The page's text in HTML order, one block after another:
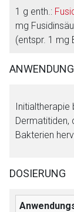
1 g enth.:
mg
(entspr. 1 mg
Initialtherapie
Dermatitiden,
Bakterien
DOSIERUNG
Aufruf
Seite. Für die